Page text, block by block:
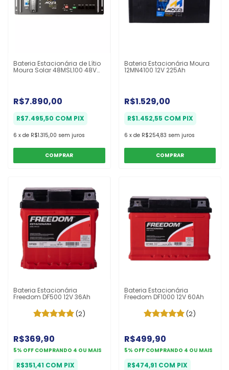
Bateria Estacionária de Lítio
Moura Solar 48MSL100 48V
R$7.890,00
R$7.495,50 COM PIX
6 x de R$1.315,00 sem juros
Bateria Estacionária Moura
12MN4100 12V 225Ah
R$1.529,00
R$1.452,55 COM PIX
6 x de R$254,83 sem juros
COMPRAR
Bateria Estacionária
Freedom DF500 12V 36Ah
(2)
R$369,90
5% OFF COMPRANDO 4 OU MAIS
R$351,41 COM PIX
Bateria Estacionária
Freedom DF1000 12V 60Ah
(2)
R$499,90
5% OFF COMPRANDO 4 OU MAIS
R$474,91 COM PIX